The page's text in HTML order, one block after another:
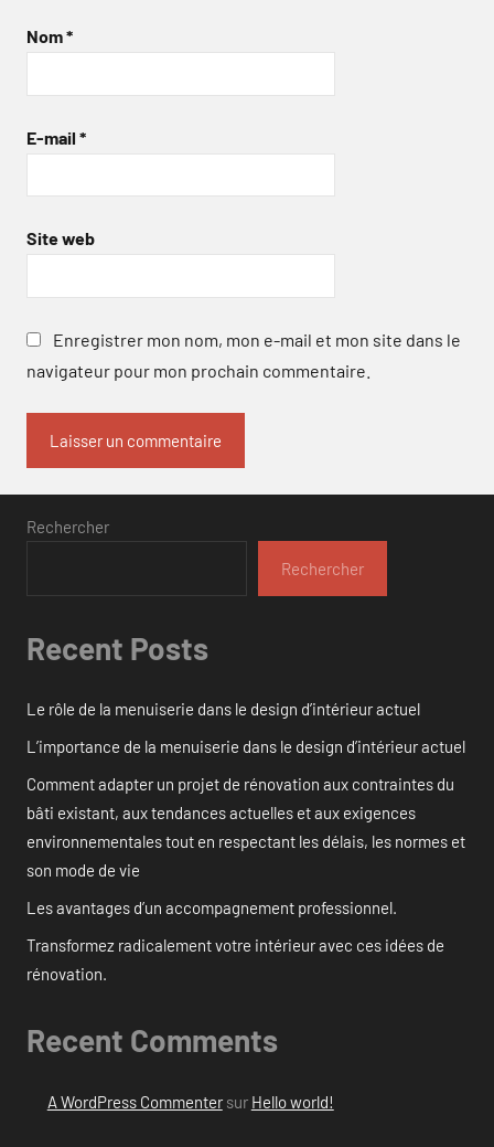
Nom*
E-mail *
Site web
Enregistrer mon nom, mon e-mail et mon site dans le
navigateur pour mon prochain commentaire.
Rechercher
Rechercher
Recent Posts
Le rôle de la menuiserie dans le design d’intérieur actuel
L’importance de la menuiserie dans le design d’intérieur actuel
Comment adapter un projet de rénovation aux contraintes du
bâti existant, aux tendances actuelles et aux exigences
environnementales tout en respectant les délais, les normes et
son mode de vie
Les avantages d’un accompagnement professionnel.
Transformez radicalement votre intérieur avec ces idées de
rénovation.
Recent Comments
A WordPress Commentersur Hello world!